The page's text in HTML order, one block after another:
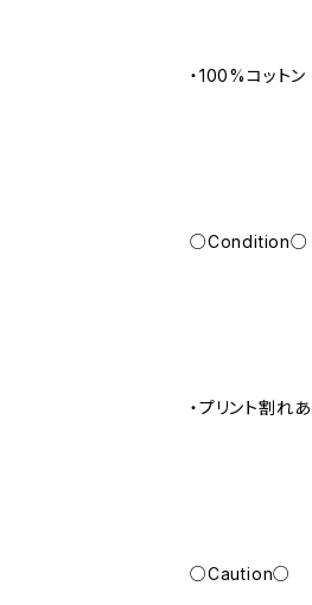
・100%コットン
○Condition○
・プリント割れあ
○Caution○